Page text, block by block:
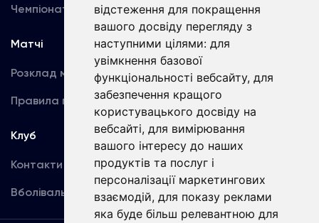
відстеження для покращення
вашого досвіду перегляду з
наступними цілями: для
увімкнення базової
функціональності вебсайту, для
забезпечення кращого
користувацького досвіду на
вебсайті, для вимірювання
вашого інтересу до наших
продуктів та послуг і
персоналізації маркетингових
взаємодій, для показу реклами
яка буде більш релевантною для
Чемпіонат України Акредитація
Матчі
Розклад матчів
Правила поведінки
Команда
Перша команда
U19
Клуб
Контакти
Вболівальникам